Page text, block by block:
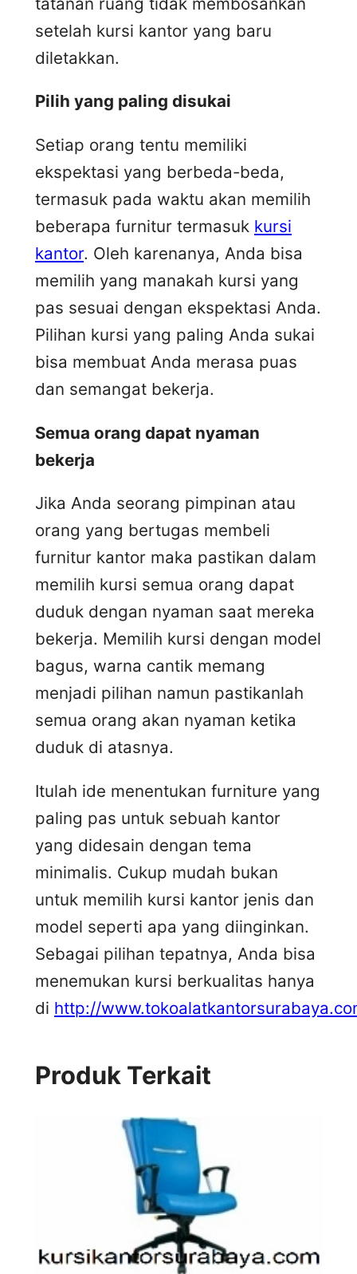
setelah kursi kantor yang baru
diletakkan.
Pilih yang paling disukai
Setiap orang tentu memiliki
ekspektasi yang berbeda-beda,
termasuk pada waktu akan memilih
beberapa furnitur termasuk kursi
kantor. Oleh karenanya, Anda bisa
memilih yang manakah kursi yang
pas sesuai dengan ekspektasi Anda.
Pilihan kursi yang paling Anda sukai
bisa membuat Anda merasa puas
dan semangat bekerja.
Semua orang dapat nyaman
bekerja
Jika Anda seorang pimpinan atau
orang yang bertugas membeli
furnitur kantor maka pastikan dalam
memilih kursi semua orang dapat
duduk dengan nyaman saat mereka
bekerja. Memilih kursi dengan model
bagus, warna cantik memang
menjadi pilihan namun pastikanlah
semua orang akan nyaman ketika
duduk di atasnya.
Itulah ide menentukan furniture yang
paling pas untuk sebuah kantor
yang didesain dengan tema
minimalis. Cukup mudah bukan
untuk memilih kursi kantor jenis dan
model seperti apa yang diinginkan.
Sebagai pilihan tepatnya, Anda bisa
menemukan kursi berkualitas hanya
di http://
Produk Terkait